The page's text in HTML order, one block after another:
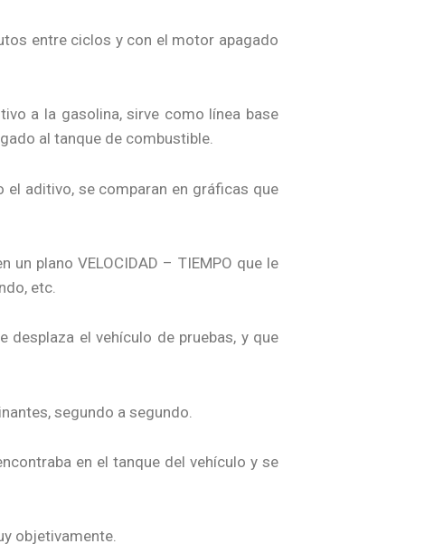
entre ciclos y con el motor apagado
a la gasolina, sirve como línea base
al tanque de combustible.
aditivo, se comparan en gráficas que
plano VELOCIDAD – TIEMPO que le
etc.
el vehículo de pruebas, y que
segundo a segundo.
en el tanque del vehículo y se
objetivamente.